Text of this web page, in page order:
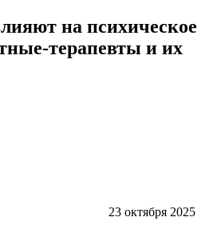
на психическое
терапевты и их
23 октября 2025